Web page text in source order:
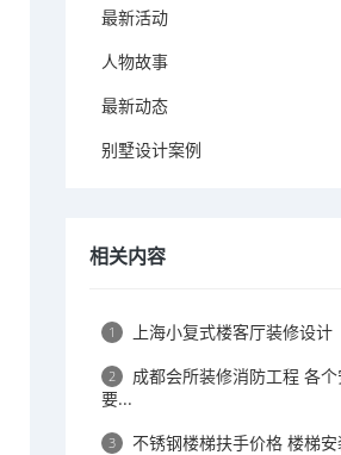
最新活动
人物故事
最新动态
别墅设计案例
相关内容
1 上海小复式楼客厅装修设计
2
成都会所装修消防工程 各
要...
3 不锈钢楼梯扶手价格 楼梯